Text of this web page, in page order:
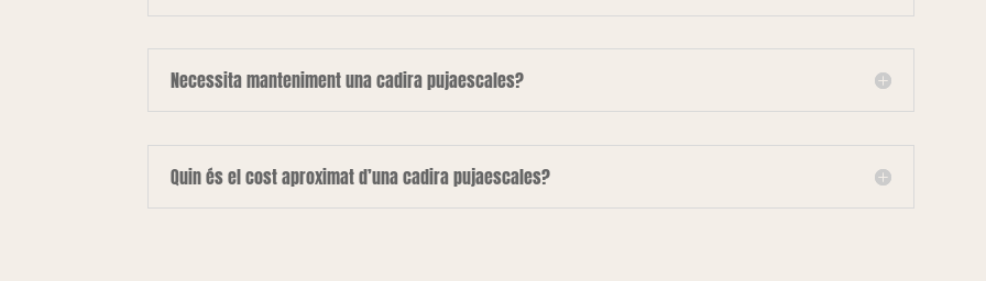
Necessita manteniment una cadira pujaescales?
Quin és el cost aproximat d’una cadira pujaescales?